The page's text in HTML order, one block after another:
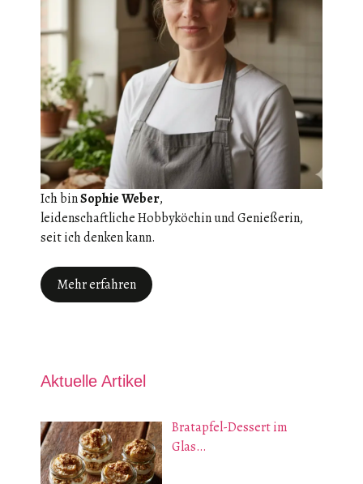
Ich binSophie Weber,
leidenschaftliche Hobbyköchin und Genießerin,
seit ich denken kann.
Mehr erfahren
Aktuelle Artikel
Bratapfel-Dessert im
Glas…